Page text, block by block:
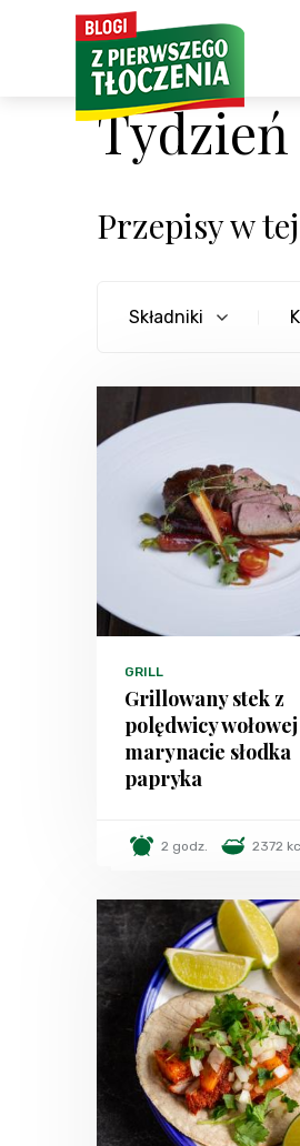
Przepisy w
Składniki
GRILL
Grillowany stek z
polędwicy
marynacie słodka
papryka
2 godz. 2372